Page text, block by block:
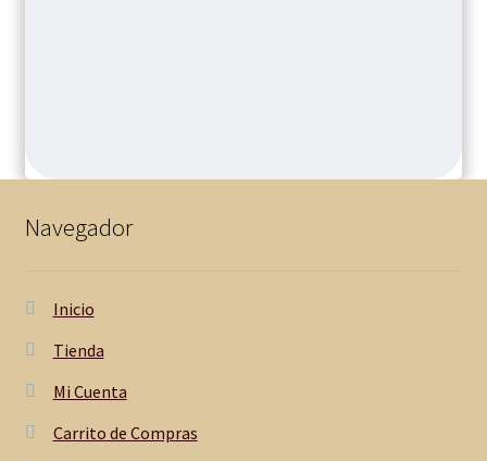
Navegador
Inicio
Tienda
Mi Cuenta
Carrito de Compras